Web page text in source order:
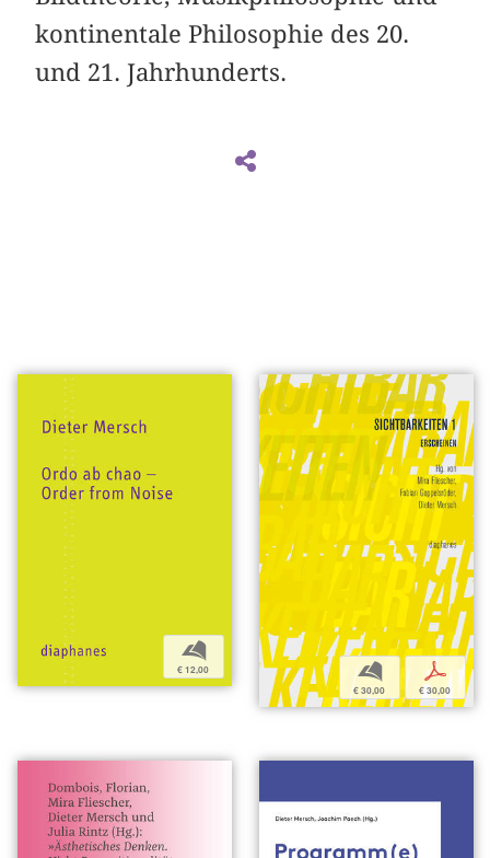
kontinentale Philosophie des 20.
und 21. Jahrhunderts.
b
€ 12,00 b
€ 30,00
p
€ 30,00